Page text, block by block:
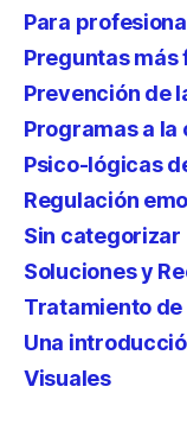
Para
Preguntas
Prevención de
Programas a la
Psico-lógicas
Regulación
Sin categorizar
Soluciones y
Tratamiento de
Una
Visuales